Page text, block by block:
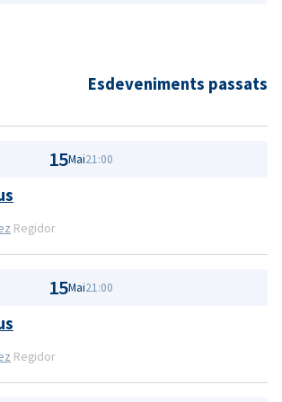
Esdeveniments passats
15Mai21:00
Regidor
15Mai21:00
Regidor